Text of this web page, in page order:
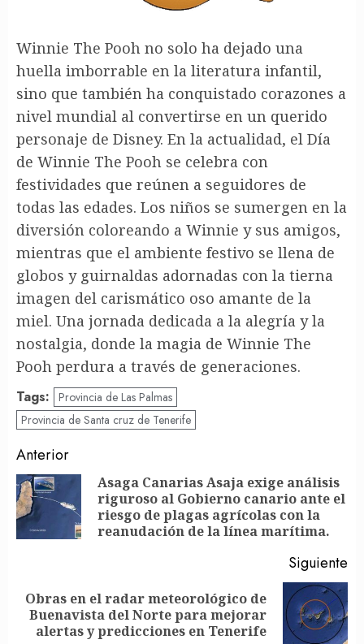
Winnie The Pooh no solo ha dejado una
huella imborrable en la literatura infantil,
sino que también ha conquistado corazones a
nivel mundial al convertirse en un querido
personaje de Disney. En la actualidad, el Día
de Winnie The Pooh se celebra con
festividades que reúnen a seguidores de
todas las edades. Los niños se sumergen en la
diversión coloreando a Winnie y sus amigos,
mientras que el ambiente festivo se llena de
globos y guirnaldas adornadas con la tierna
imagen del carismático oso amante de la
miel. Una jornada dedicada a la alegría y la
nostalgia, donde la magia de Winnie The
Pooh perdura a través de generaciones.
Tags: Provincia de Las Palmas
Provincia de Santa cruz de Tenerife
Post
navigation
Anterior
Asaga Canarias Asaja exige análisis
riguroso al Gobierno canario ante el
riesgo de plagas agrícolas con la
reanudación de la línea marítima.
Siguiente
Siguiente
entrada:
Obras en el radar meteorológico de
Buenavista del Norte para mejorar
alertas y predicciones en Tenerife